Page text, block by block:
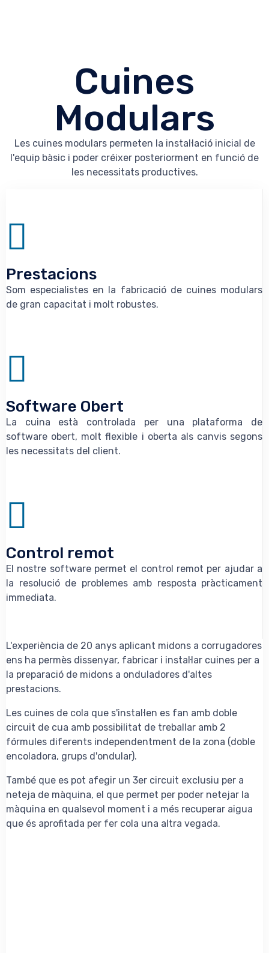
Cuines
Modulars
Les cuines modulars permeten la instal·lació inicial de
l'equip bàsic i poder créixer posteriorment en funció de
les necessitats productives.
Prestacions
Som especialistes en la fabricació de cuines modulars
de gran capacitat i molt robustes.
Software Obert
La cuina està controlada per una plataforma de
software obert, molt flexible i oberta als canvis segons
les necessitats del client.
Control remot
El nostre software permet el control remot per ajudar a
la resolució de problemes amb resposta pràcticament
immediata.
L'experiència de 20 anys aplicant midons a corrugadores
ens ha permès dissenyar, fabricar i instal·lar cuines per a
la preparació de midons a onduladores d'altes
prestacions.
Les cuines de cola que s'instal·len es fan amb doble
circuit de cua amb possibilitat de treballar amb 2
fórmules diferents independentment de la zona (doble
encoladora, grups d'ondular).
També que es pot afegir un 3er circuit exclusiu per a
neteja de màquina, el que permet per poder netejar la
màquina en qualsevol moment i a més recuperar aigua
que és aprofitada per fer cola una altra vegada.